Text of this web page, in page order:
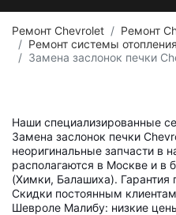
Ремонт Chevrolet
Ремонт
Ремонт системы
Замена заслонок печки
Наши специализированные
Замена заслонок печки
неоригинальные запчасти в
располагаются в Москве и
(Химки, Балашиха). Гарантия
Скидки постоянным
Шевроле Малибу: низкие